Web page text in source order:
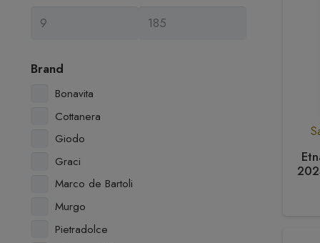
Brand
Bonavita
Cottanera
Giodo
Graci
Marco de Bartoli
Murgo
Pietradolce